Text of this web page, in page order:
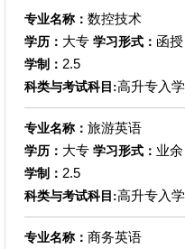
专业名称： 数控技术
学历： 大专 学习形式： 函授
学制： 2.5
科类与考试科目:高升专入
专业名称： 旅游英语
学历： 大专 学习形式： 业余
学制： 2.5
科类与考试科目:高升专入
专业名称： 商务英语